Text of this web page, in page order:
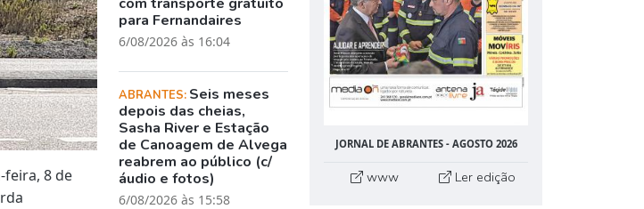
feira, 8 de
para Fernandaires
6/08/2026 às 16:04
ABRANTES: Seis meses
depois das cheias,
Sasha River e Estação
de Canoagem de Alvega
reabrem ao público (c/
áudio e fotos)
6/08/2026 às 15:58
JORNAL DE ABRANTES - AGOSTO 2026
www Ler edição